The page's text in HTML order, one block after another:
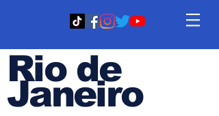
Rio de
Janeiro